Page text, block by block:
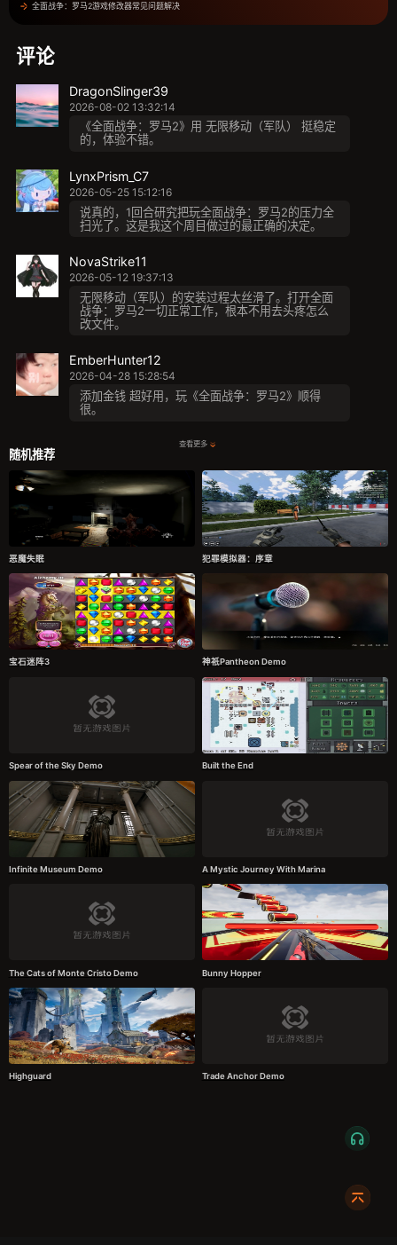
全面战争：罗马2游戏修改器常见问题解决
评论
DragonSlinger39
2026-08-02 13:32:14
《全面战争：罗马2》用 无限移动（军队） 挺稳定
的，体验不错。
LynxPrism_C7
2026-05-25 15:12:16
说真的，1回合研究把玩全面战争：罗马2的压力全
扫光了。这是我这个周目做过的最正确的决定。
NovaStrike11
2026-05-12 19:37:13
无限移动（军队）的安装过程太丝滑了。打开全面
战争：罗马2一切正常工作，根本不用去头疼怎么
改文件。
EmberHunter12
2026-04-28 15:28:54
添加金钱 超好用，玩《全面战争：罗马2》顺得
很。
查看更多
随机推荐
恶魔失眠 犯罪模拟器：序章
宝石迷阵3 神祇Pantheon Demo
Spear of the Sky Demo Built the End
Infinite Museum Demo A Mystic Journey With Marina
The Cats of Monte Cristo Demo Bunny Hopper
Highguard Trade Anchor Demo